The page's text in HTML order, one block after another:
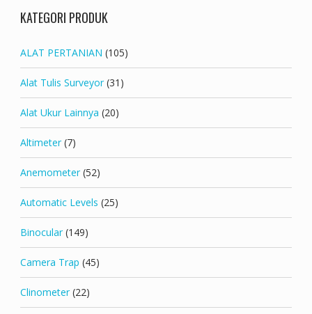
KATEGORI PRODUK
ALAT PERTANIAN (105)
Alat Tulis Surveyor (31)
Alat Ukur Lainnya (20)
Altimeter (7)
Anemometer (52)
Automatic Levels (25)
Binocular (149)
Camera Trap (45)
Clinometer (22)